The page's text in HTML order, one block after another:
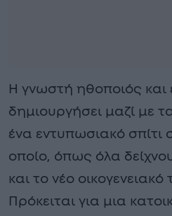
Η γνωστή ηθοποιός και
δημιουργήσει μαζί με
ένα εντυπωσιακό σπίτι
οποίο, όπως όλα
και το νέο
Πρόκειται για μια